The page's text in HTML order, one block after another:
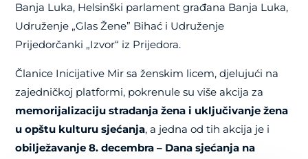
Banja Luka, Helsinški parlament građana Banja Luka,
Udruženje „Glas Žene” Bihać i Udruženje
Prijedorčanki „Izvor“ iz Prijedora.
Članice Inicijative Mir sa ženskim licem, djelujući na
zajedničkoj platformi, pokrenule su više akcija za
memorijalizaciju stradanja žena i uključivanje žena
u opštu kulturu sjećanja, a jedna od tih akcija je i
obilježavanje 8. decembra – Dana sjećanja na